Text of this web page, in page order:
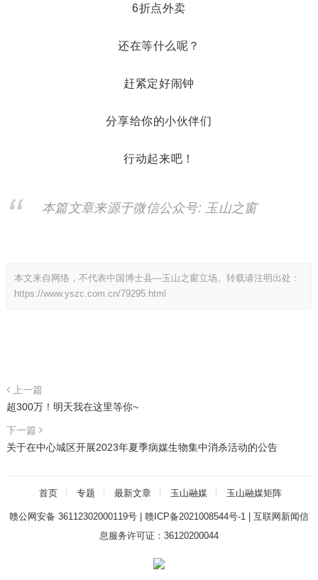
6折点外卖
还在等什么呢？
赶紧定好闹钟
分享给你的小伙伴们
行动起来吧！
本篇文章来源于微信公众号: 玉山之窗
本文来自网络，不代表中国博士县—玉山之窗立场。转载请注明出处：
https://www.yszc.com.cn/79295.html
上一篇
超300万！明天我在这里等你~
下一篇
关于在中心城区开展2023年夏季病媒生物集中消杀活动的公告
首页 专题 最新文章 玉山融媒 玉山融媒矩阵
赣公网安备 36112302000119号| 赣ICP备2021008544号-1 | 互联网新闻信
息服务许可证：36120200044